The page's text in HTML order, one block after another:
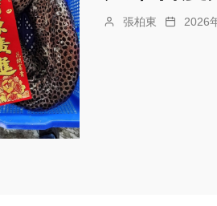
張柏東 2026